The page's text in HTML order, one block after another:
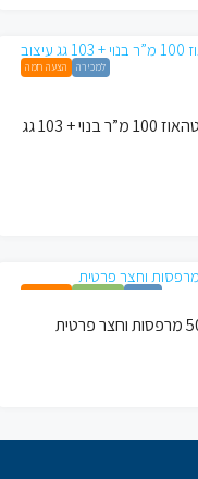
למכירה הצעה חמה
בנביאים דקה מהבימה והסנטר פנטהאוז 100 מ”ר בנוי + 103 גג
למכירה בית אותנטי הצעה חמה